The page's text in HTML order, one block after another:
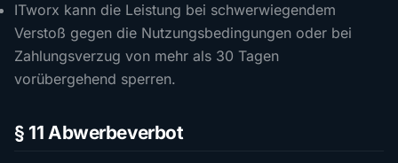
ITworx kann die Leistung bei schwerwiegendem
Verstoß gegen die Nutzungsbedingungen oder bei
Zahlungsverzug von mehr als 30 Tagen
vorübergehend sperren.
§ 11 Abwerbeverbot